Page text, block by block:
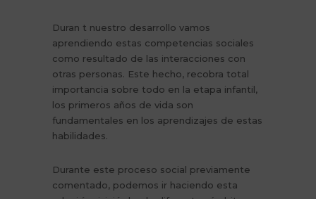
Duran t nuestro desarrollo vamos
aprendiendo estas competencias sociales
como resultado de las interacciones con
otras personas. Este hecho, recobra total
importancia sobre todo en la etapa infantil,
los primeros años de vida son
fundamentales en los aprendizajes de estas
habilidades.
Durante este proceso social previamente
comentado, podemos ir haciendo esta